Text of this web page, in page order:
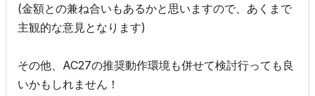
(金額との兼ね合いもあるかと思いますので、あくまで
主観的な意見となります)
その他、AC27の推奨動作環境も併せて検討行っても良
いかもしれません！